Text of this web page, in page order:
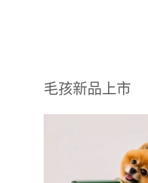
毛孩新品上市